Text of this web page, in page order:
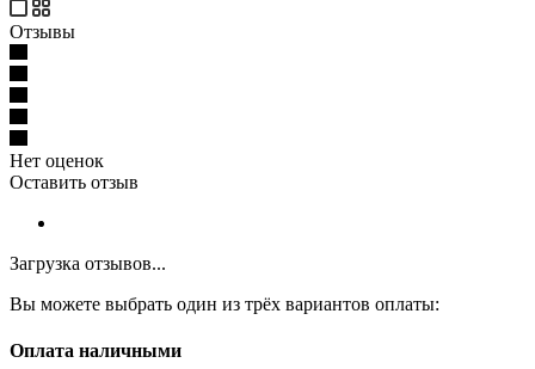
Отзывы
Нет оценок
Оставить отзыв
Загрузка отзывов...
Вы можете выбрать один из трёх вариантов оплаты:
Оплата наличными